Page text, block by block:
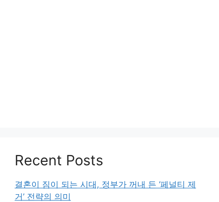
Recent Posts
결혼이 짐이 되는 시대, 정부가 꺼내 든 ‘페널티 제
거’ 전략의 의미